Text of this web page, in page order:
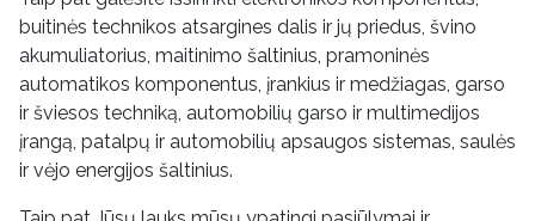
buitinės technikos atsargines dalis ir jų priedus, švino
akumuliatorius, maitinimo šaltinius, pramoninės
automatikos komponentus, įrankius ir medžiagas, garso
ir šviesos techniką, automobilių garso ir multimedijos
įrangą, patalpų ir automobilių apsaugos sistemas, saulės
ir vėjo energijos šaltinius.